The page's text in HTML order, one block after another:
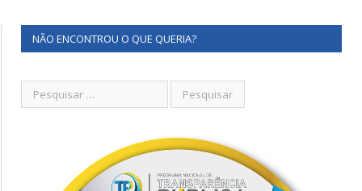
NÃO ENCONTROU O QUE QUERIA?